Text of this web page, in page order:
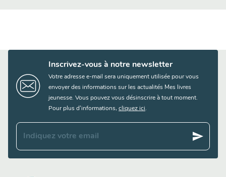
Inscrivez-vous à notre newsletter
Votre adresse e-mail sera uniquement utilisée pour vous
envoyer des informations sur les actualités Mes livres
jeunesse. Vous pouvez vous désinscrire à tout moment.
Pour plus d’informations, cliquez ici.
Indiquez votre email send